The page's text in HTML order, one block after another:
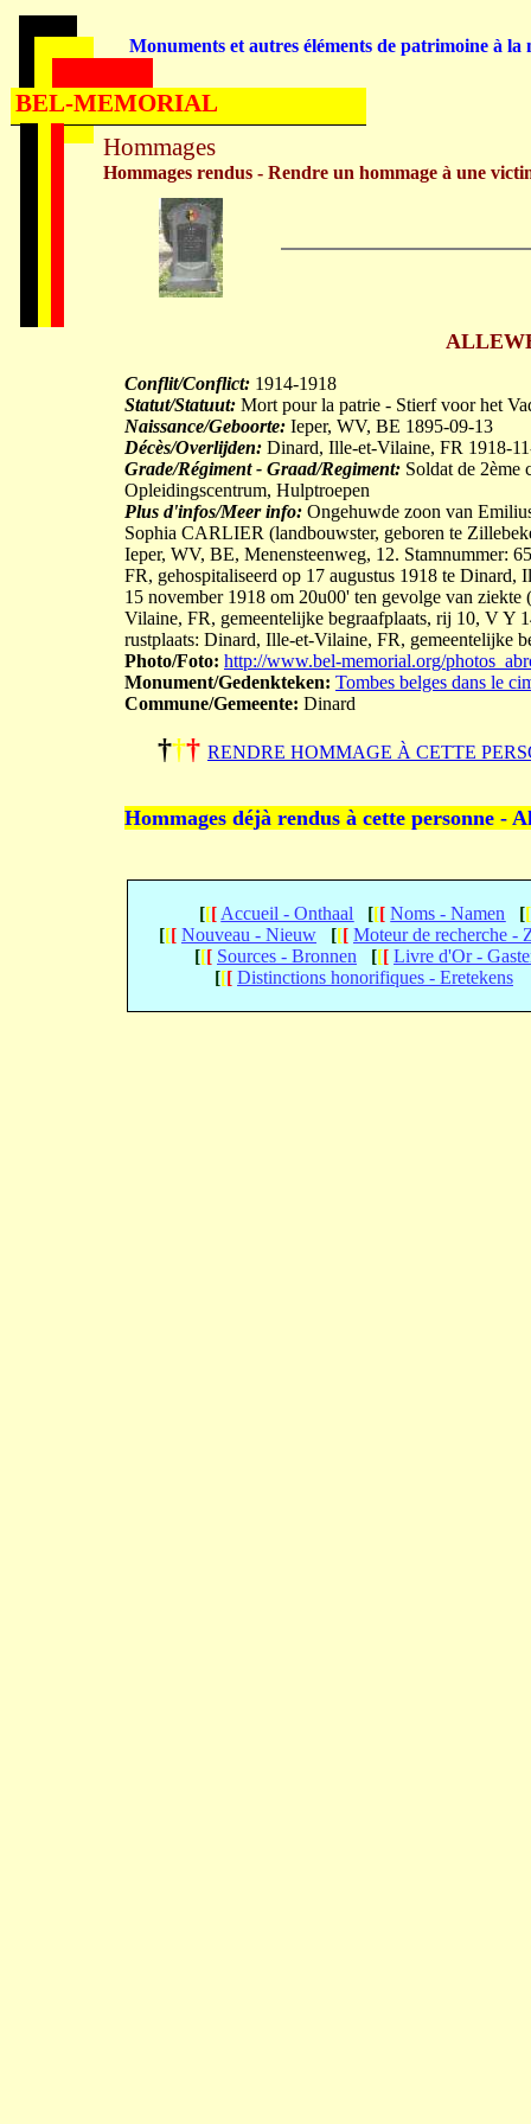
Conflit/Conflict: 1914-1918
Statut/Statuut: Mort pour la patrie - Stierf voor het
Naissance/Geboorte: Ieper, WV, BE 1895-09-13
Décès/Overlijden: Dinard, Ille-et-Vilaine, FR 1918-
Grade/Régiment - Graad/Regiment: Soldat de 2ème
Opleidingscentrum, Hulptroepen
Plus d'infos/Meer info: Ongehuwde zoon van
Sophia CARLIER (landbouwster, geboren te
Ieper, WV, BE, Menensteenweg, 12. Stamnummer:
FR, gehospitaliseerd op 17 augustus 1918 te
15 november 1918 om 20u00' ten gevolge van
Vilaine, FR, gemeentelijke begraafplaats, rij 10, V Y
rustplaats: Dinard, Ille-et-Vilaine, FR, gemeentelijke
Photo/Foto: http://www.bel-memorial.org/
Monument/Gedenkteken: Tombes belges dans le
Commune/Gemeente: Dinard
††† RENDRE HOMMAGE À CETTE
Hommages déjà rendus à cette personne -
[[[ Accueil - Onthaal [[[ Noms - Namen [[
[[[ Nouveau - Nieuw [[[ Moteur de recherche -
[[[ Sources - Bronnen [[[ Livre d'Or -
[[[ Distinctions honorifiques - Eretekens
Hommages
Hommages rendus - Rendre un hommage à une
Monuments et autres éléments de patrimoine à la
BEL-MEMORIAL